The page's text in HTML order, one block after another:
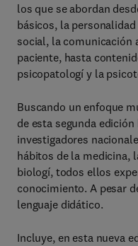
los que se abordan
básicos, la
social, la comunicación
paciente, hasta
psicopatologí y la
Buscando un enfoque
de esta segunda
investigadores
hábitos de la medicina,
biologí, todos ellos
conocimiento. A pesar
lenguaje didático.
Incluye, en esta nueva